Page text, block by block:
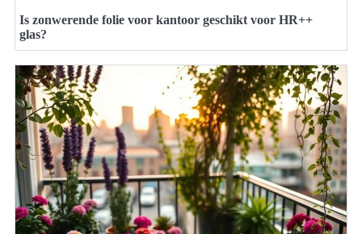
Is zonwerende folie voor kantoor geschikt voor HR++
glas?